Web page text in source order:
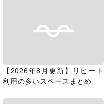
【2026年8月更新】リピート
利用の多いスペースまとめ